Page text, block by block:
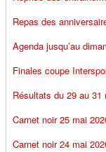
Repas des
Agenda jusqu’au
Finales coupe
Résultats du 29 au 31
Carnet noir 25 mai
Carnet noir 24 mai